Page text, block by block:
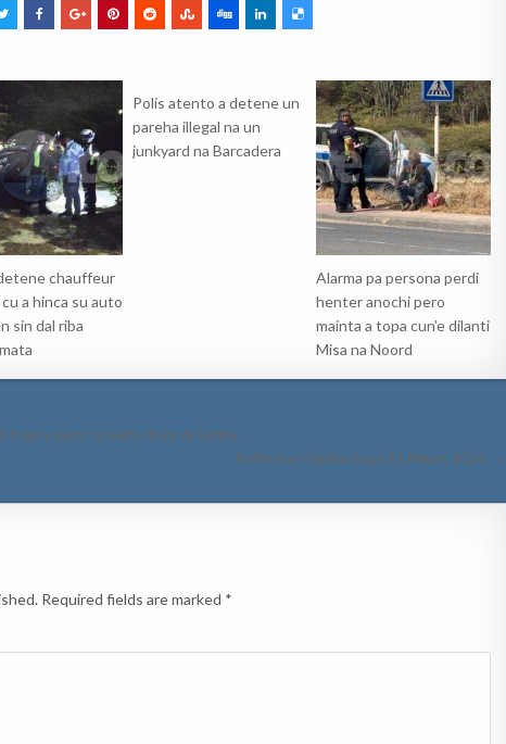
chauffeur
a hinca su auto
sin dal riba
Polis atento a detene un
pareha illegal na un
junkyard na Barcadera
Alarma pa persona perdi
henter anochi pero
mainta a topa cun’e dilanti
Misa na Noord
trapi y awor ta keha dolor di lomba
Reflexion Diadomingo 15 Maart 2026. →
Required fields are marked *